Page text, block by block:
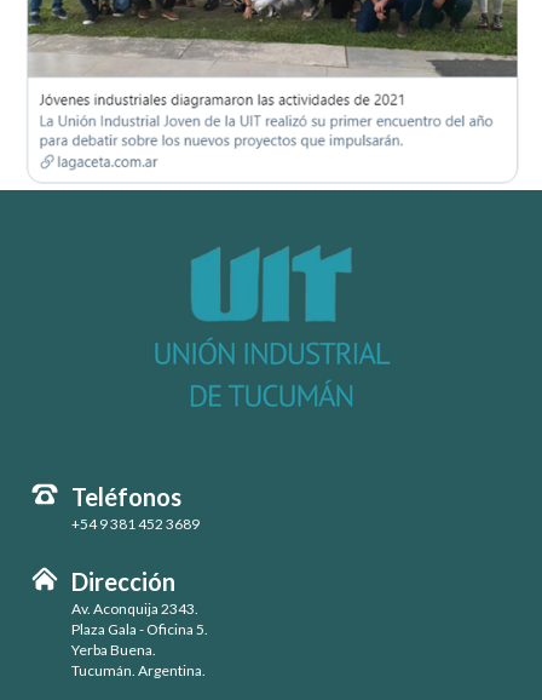
Teléfonos
+54 9 381 452 3689
Dirección
Av. Aconquija 2343.
Plaza Gala - Oficina 5.
Yerba Buena.
Tucumán. Argentina.